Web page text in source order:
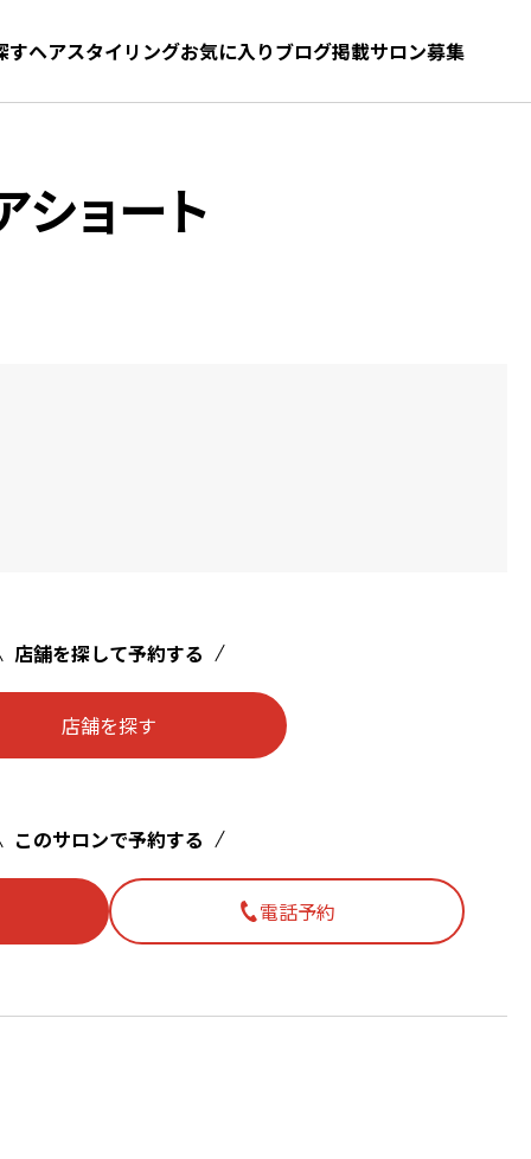
すヘアスタイリングお気に入りブログ掲載サロン募集
お気に入り 髪型をさがす
ショート
店舗を探して予約する
店舗を探す
このサロンで予約する
電話予約